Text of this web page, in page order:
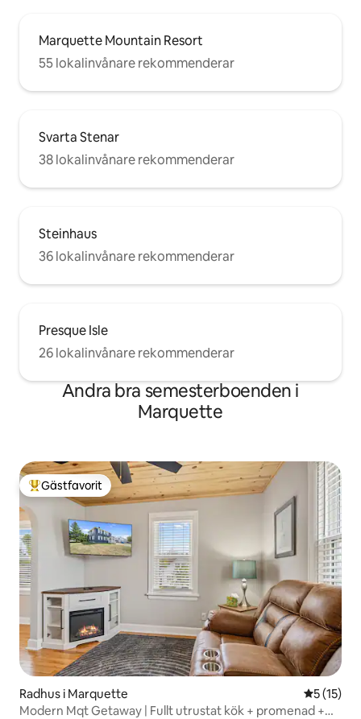
Marquette Mountain Resort
55 lokalinvånare rekommenderar
Svarta Stenar
38 lokalinvånare rekommenderar
Steinhaus
36 lokalinvånare rekommenderar
Presque Isle
26 lokalinvånare rekommenderar
Andra bra semesterboenden i
Marquette
Populär gästfavorit
Gästfavorit
Radhus i Marquette 5 av 5 i
5 (15)
Modern Mqt Getaway | Fullt utrustat kök + promenad +